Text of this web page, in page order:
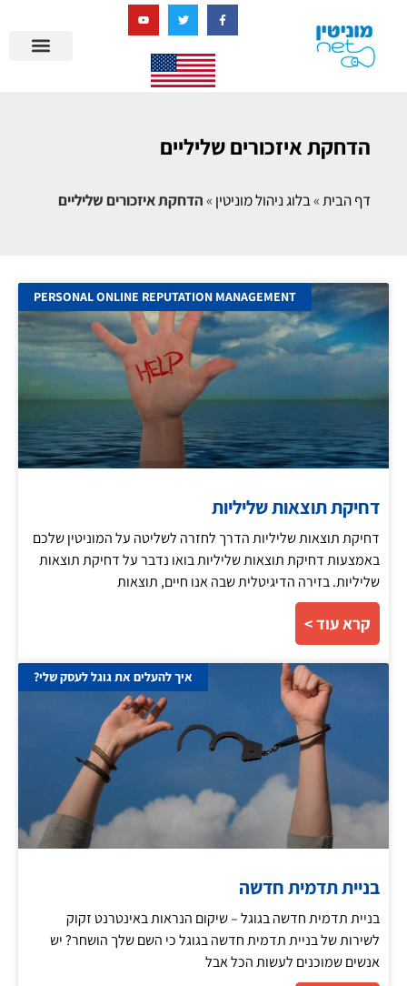
הדחקת איזכורים שליליים
דף הבית»בלוג ניהול מוניטין »הדחקת איזכורים שליליים
PERSONAL ONLINE REPUTATION MANAGEMENT
דחיקת תוצאות שליליות
דחיקת תוצאות שליליות הדרך לחזרה לשליטה על המוניטין שלכם
באמצעות דחיקת תוצאות שליליות בואו נדבר על דחיקת תוצאות
שליליות. בזירה הדיגיטלית שבה אנו חיים, תוצאות
קרא עוד >
איך להעלים את גוגל לעסק שלי?
בניית תדמית חדשה
בניית תדמית חדשה בגוגל – שיקום הנראות באינטרנט זקוק
לשירות של בניית תדמית חדשה בגוגל כי השם שלך הושחר? יש
אנשים שמוכנים לעשות הכל אבל